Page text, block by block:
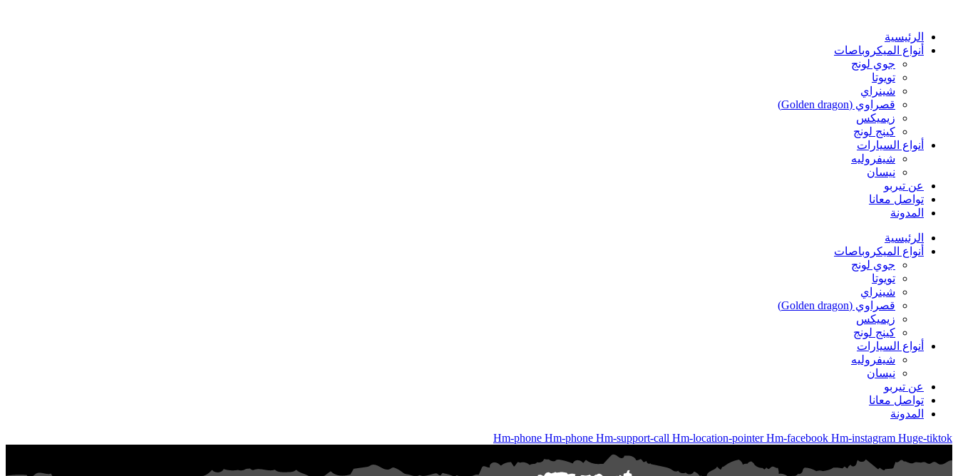
content الرئيسية
أنواع الميكروباصات
جوي لونج
تويوتا
شينراي
قصراوي (Golden dragon)
زيميكس
كينج لونج
أنواع السيارات
شيفروليه
نيسان
عن تيربو
تواصل معانا
المدونة
الرئيسية
أنواع الميكروباصات
جوي لونج
تويوتا
شينراي
قصراوي (Golden dragon)
زيميكس
كينج لونج
أنواع السيارات
شيفروليه
نيسان
عن تيربو
تواصل معانا
المدونة
Hm-phone Hm-phone Hm-support-call Hm-location-pointer Hm-facebook Hm-instagram Huge-tiktok